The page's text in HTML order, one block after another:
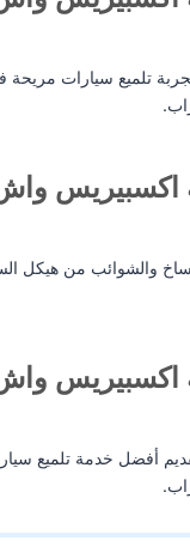
تلميع سيارات
اكسبيريس
والشوائب من هيكل
اكسبيريس
أفضل خدمة تلميع